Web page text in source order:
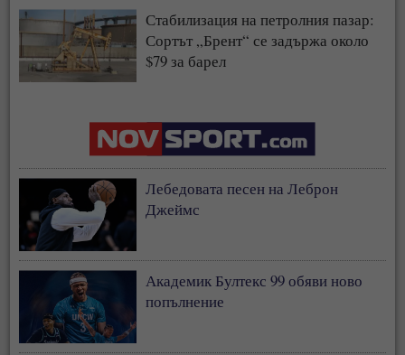
Стабилизация на петролния пазар:
Сортът „Брент“ се задържа около
$79 за барел
Лебедовата песен на Леброн
Джеймс
Академик Бултекс 99 обяви ново
попълнение